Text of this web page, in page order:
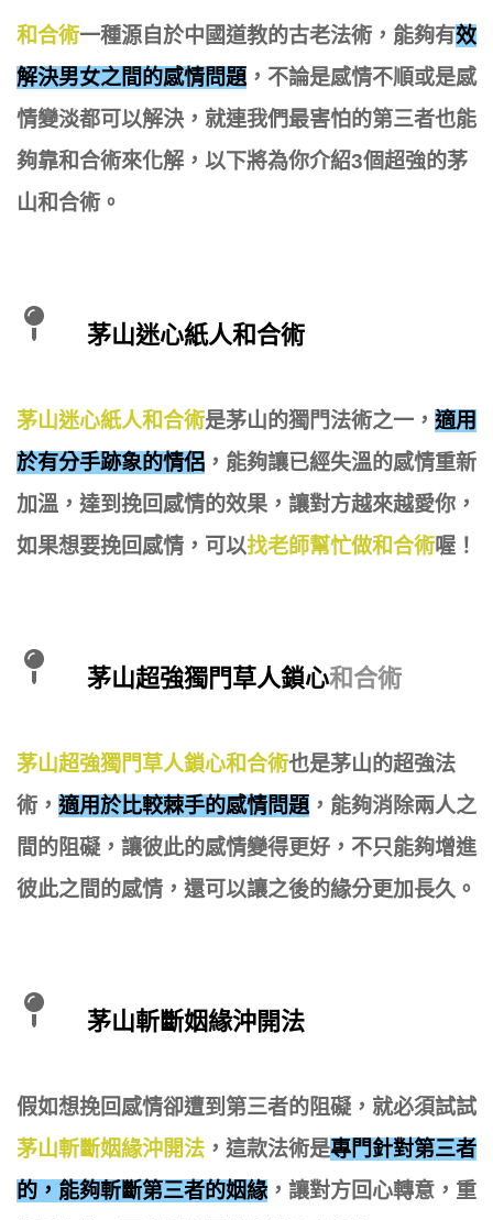
和合術一種源自於中國道教的古老法術，能夠有效
解決男女之間的感情問題 ，不論是感情不順或是感
情變淡都可以解決，就連我們最害怕的第三者也能
夠靠和合術來化解，以下將為你介紹3個超強的茅
山和合術。
茅山迷心紙人和合術
茅山迷心紙人和合術是茅山的獨門法術之一， 適用
於有分手跡象的情侶 ，能夠讓已經失溫的感情重新
加溫，達到挽回感情的效果，讓對方越來越愛你，
如果想要挽回感情，可以找老師幫忙做和合術喔！
茅山超強獨門草人鎖心和合術
茅山超強獨門草人鎖心和合術也是茅山的超強法
術， 適用於比較棘手的感情問題 ，能夠消除兩人之
間的阻礙，讓彼此的感情變得更好，不只能夠增進
彼此之間的感情，還可以讓之後的緣分更加長久。
茅山斬斷姻緣沖開法
假如想挽回感情卻遭到第三者的阻礙，就必須試試
茅山斬斷姻緣沖開法 ，這款法術是專門針對第三者
的，能夠斬斷第三者的姻緣，讓對方回心轉意，重